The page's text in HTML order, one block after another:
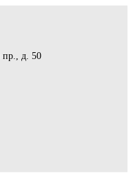
пр., д. 50